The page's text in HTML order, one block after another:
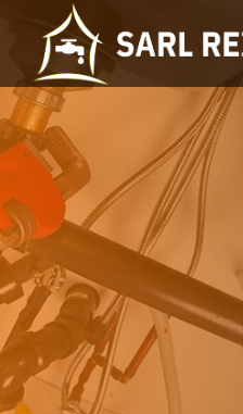
Panneau de gestion des cookies